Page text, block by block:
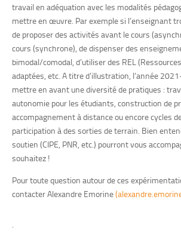
travail en adéquation avec les modalités
mettre en œuvre. Par exemple si l’enseignant
de proposer des activités avant le cours
cours (synchrone), de dispenser des
bimodal/comodal, d’utiliser des REL
adaptées, etc. A titre d’illustration, l’année
mettre en avant une diversité de pratiques :
autonomie pour les étudiants, construction de
accompagnement à distance ou encore cycles
participation à des sorties de terrain. Bien
soutien (CIPE, PNR, etc.) pourront vous
souhaitez !
Pour toute question autour de ces
contacter Alexandre Emorine
.